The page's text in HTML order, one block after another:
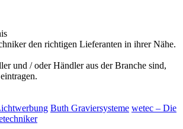
den richtigen Lieferanten in ihrer Nähe.
und / oder Händler aus der Branche sind,
Buth Graviersysteme wetec – Die